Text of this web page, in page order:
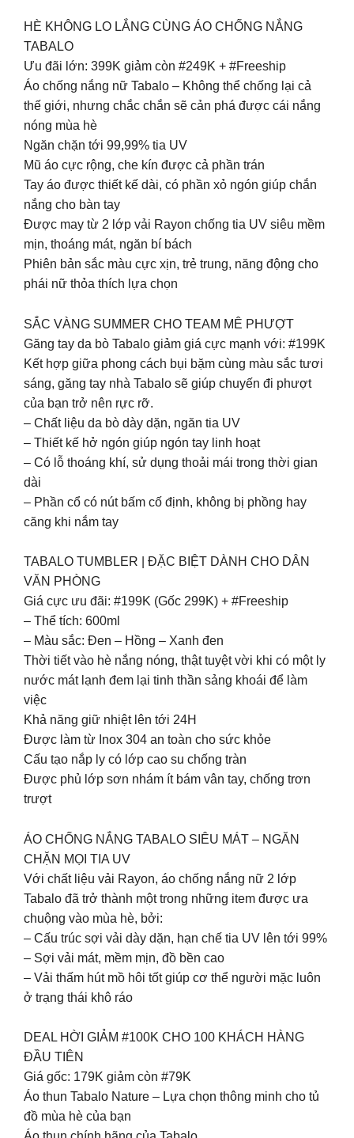
HÈ KHÔNG LO LẮNG CÙNG ÁO CHỐNG NẮNG
TABALO
Ưu đãi lớn: 399K giảm còn #249K + #Freeship
Áo chống nắng nữ Tabalo – Không thể chống lại cả
thế giới, nhưng chắc chắn sẽ cản phá được cái nắng
nóng mùa hè
Ngăn chặn tới 99,99% tia UV
Mũ áo cực rộng, che kín được cả phần trán
Tay áo được thiết kế dài, có phần xỏ ngón giúp chắn
nắng cho bàn tay
Được may từ 2 lớp vải Rayon chống tia UV siêu mềm
mịn, thoáng mát, ngăn bí bách
Phiên bản sắc màu cực xịn, trẻ trung, năng động cho
phái nữ thỏa thích lựa chọn
SẮC VÀNG SUMMER CHO TEAM MÊ PHƯỢT
Găng tay da bò Tabalo giảm giá cực mạnh với: #199K
Kết hợp giữa phong cách bụi bặm cùng màu sắc tươi
sáng, găng tay nhà Tabalo sẽ giúp chuyến đi phượt
của bạn trở nên rực rỡ.
– Chất liệu da bò dày dặn, ngăn tia UV
– Thiết kế hở ngón giúp ngón tay linh hoạt
– Có lỗ thoáng khí, sử dụng thoải mái trong thời gian
dài
– Phần cổ có nút bấm cố định, không bị phồng hay
căng khi nắm tay
TABALO TUMBLER | ĐẶC BIỆT DÀNH CHO DÂN
VĂN PHÒNG
Giá cực ưu đãi: #199K (Gốc 299K) + #Freeship
– Thể tích: 600ml
– Màu sắc: Đen – Hồng – Xanh đen
Thời tiết vào hè nắng nóng, thật tuyệt vời khi có một ly
nước mát lạnh đem lại tinh thần sảng khoái để làm
việc
Khả năng giữ nhiệt lên tới 24H
Được làm từ Inox 304 an toàn cho sức khỏe
Cấu tạo nắp ly có lớp cao su chống tràn
Được phủ lớp sơn nhám ít bám vân tay, chống trơn
trượt
ÁO CHỐNG NẮNG TABALO SIÊU MÁT – NGĂN
CHẶN MỌI TIA UV
Với chất liệu vải Rayon, áo chống nắng nữ 2 lớp
Tabalo đã trở thành một trong những item được ưa
chuộng vào mùa hè, bởi:
– Cấu trúc sợi vải dày dặn, hạn chế tia UV lên tới 99%
– Sợi vải mát, mềm mịn, đồ bền cao
– Vải thấm hút mồ hôi tốt giúp cơ thể người mặc luôn
ở trạng thái khô ráo
DEAL HỜI GIẢM #100K CHO 100 KHÁCH HÀNG
ĐẦU TIÊN
Giá gốc: 179K giảm còn #79K
Áo thun Tabalo Nature – Lựa chọn thông minh cho tủ
đồ mùa hè của bạn